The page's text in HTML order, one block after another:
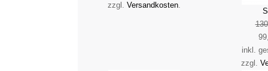
zzgl. Versandkosten.
inkl.
zzgl.